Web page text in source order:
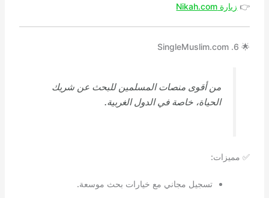
👉 زيارة Nikah.com
🌟 6. SingleMuslim.com
من أقوى منصات المسلمين للبحث عن شريك
الحياة، خاصة في الدول الغربية.
✅ مميزات:
تسجيل مجاني مع خيارات بحث موسعة.